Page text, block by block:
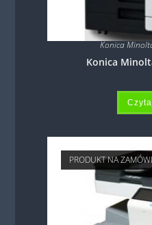
Konica
Konica
PRODUKT NA